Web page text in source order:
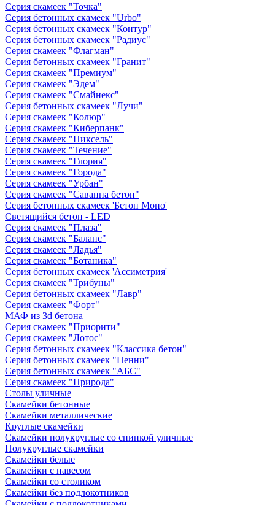
Серия скамеек "Точка"
Серия бетонных скамеек "Urbo"
Серия бетонных скамеек "Контур"
Серия бетонных скамеек "Радиус"
Серия скамеек "Флагман"
Серия бетонных скамеек "Гранит"
Серия скамеек "Премиум"
Серия скамеек "Эдем"
Серия скамеек "Смайнекс"
Серия бетонных скамеек "Лучи"
Серия скамеек "Колюр"
Серия скамеек "Киберпанк"
Серия скамеек "Пиксель"
Серия скамеек "Течение"
Серия скамеек "Глория"
Серия скамеек "Города"
Серия скамеек "Урбан"
Серия скамеек "Саванна бетон"
Серия бетонных скамеек 'Бетон Моно'
Светящийся бетон - LED
Серия скамеек "Плаза"
Серия скамеек "Баланс"
Серия скамеек "Ладья"
Серия скамеек "Ботаника"
Серия бетонных скамеек 'Ассиметрия'
Серия скамеек "Трибуны"
Серия бетонных скамеек "Лавр"
Серия скамеек "Форт"
МАФ из 3d бетона
Серия скамеек "Приорити"
Серия скамеек "Лотос"
Серия бетонных скамеек "Классика бетон"
Серия бетонных скамеек "Пенни"
Серия бетонных скамеек "АБС"
Серия скамеек "Природа"
Столы уличные
Скамейки бетонные
Скамейки металлические
Круглые скамейки
Скамейки полукруглые со спинкой уличные
Полукруглые скамейки
Скамейки белые
Скамейки с навесом
Скамейки со столиком
Скамейки без подлокотников